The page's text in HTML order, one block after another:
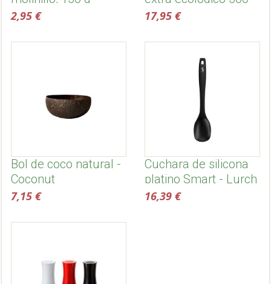
Sonnentor
2,95 €
ml, temprano -
17,95 €
Bol de coco natural -
Coconut
7,15 €
Cuchara de silicona
platino Smart - Lurch
16,39 €